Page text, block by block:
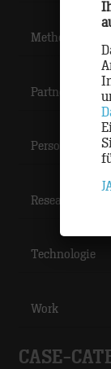
Methoden
Partner
Personal
Research
Technologie
Work
CASE-